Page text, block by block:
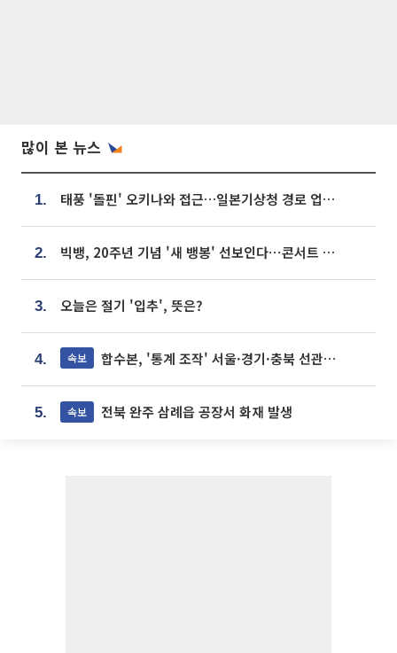
많이 본 뉴스
1. 태풍 '돌핀' 오키나와 접근…일본기상청 경로 업데이트
2. 빅뱅, 20주년 기념 '새 뱅봉' 선보인다⋯콘서트 앞두고 팝업 개최
3. 오늘은 절기 '입추', 뜻은?
4. 속보 합수본, '통계 조작' 서울·경기·충북 선관위 등 추가 압수수색
5. 속보 전북 완주 삼례읍 공장서 화재 발생